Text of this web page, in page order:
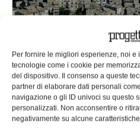
Per fornire le migliori esperienze, noi e
tecnologie come i cookie per
del dispositivo. Il consenso a queste
partner di elaborare dati personali
navigazione o gli ID univoci su questo
personalizzati. Non acconsentire o
negativamente su alcune
Efficienza
sociale
Lenze, azienda familiare
molto attenta sia come
dell’Amministratore Delegato e
15/06/2016